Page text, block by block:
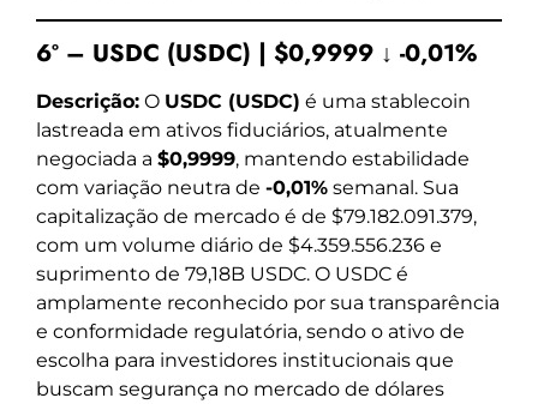
6º – USDC (USDC) | $0,9999 ↓ -0,01%
Descrição: O USDC (USDC) é uma stablecoin
lastreada em ativos fiduciários, atualmente
negociada a $0,9999, mantendo estabilidade
com variação neutra de -0,01% semanal. Sua
capitalização de mercado é de $79.182.091.379,
com um volume diário de $4.359.556.236 e
suprimento de 79,18B USDC. O USDC é
amplamente reconhecido por sua transparência
e conformidade regulatória, sendo o ativo de
escolha para investidores institucionais que
buscam segurança no mercado de dólares